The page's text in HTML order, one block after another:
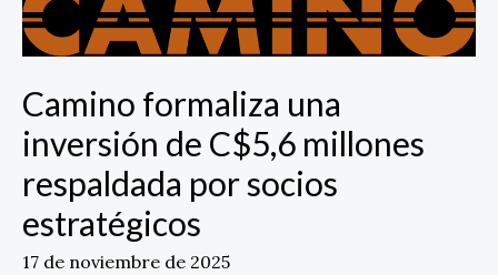
Camino formaliza una
inversión de C$5,6 millones
respaldada por socios
estratégicos
17 de noviembre de 2025
formaliza
una
de
C$5,6
millones
respaldada
por
socios
estratégicos